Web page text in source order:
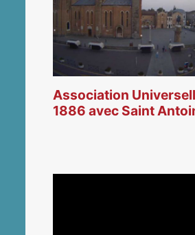
Association
1886 avec Saint